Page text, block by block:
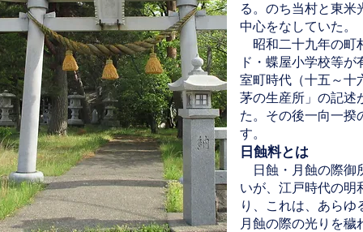
る。のち当村と東米
中心をなしていた。
昭和二十九年の町
ド・蝶屋小学校等
室町時代（十五～十
茅の生産所」の記述
た。その後一向一揆
す。
日蝕料とは
日蝕・月蝕の際御
いが、江戸時代の明
り、これは、あら
月蝕の際の光りを穢